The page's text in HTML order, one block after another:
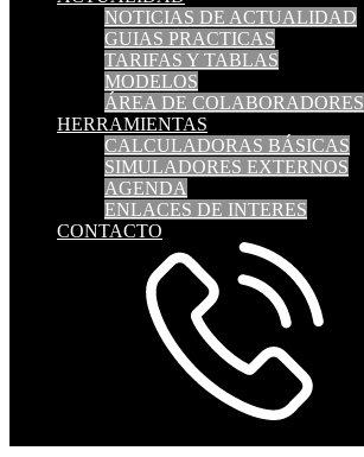
NOTICIAS DE ACTUALIDAD
GUIAS PRACTICAS
TARIFAS Y TABLAS
MODELOS
ÁREA DE COLABORADORES
HERRAMIENTAS
CALCULADORAS BÁSICAS
SIMULADORES EXTERNOS
AGENDA
ENLACES DE INTERES
CONTACTO